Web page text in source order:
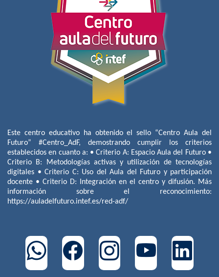
Este centro educativo ha obtenido el sello “Centro Aula del
Futuro” #Centro_AdF, demostrando cumplir los criterios
establecidos en cuanto a: • Criterio A: Espacio Aula del Futuro •
Criterio B: Metodologías activas y utilización de tecnologías
digitales • Criterio C: Uso del Aula del Futuro y participación
docente • Criterio D: Integración en el centro y difusión. Más
información sobre el reconocimiento:
https://auladelfuturo.intef.es/red-adf/